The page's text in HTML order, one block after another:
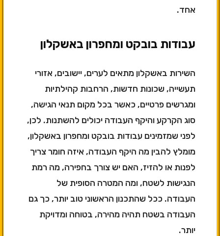
אחד.
עבודות בובקט ומחפרון באשקלון
השירות באשקלון מתאים לערים, יישובים, אזורי
תעשייה, שכונות חדשות, הרחבות קהילתיות
ומגרשים פרטיים, כאשר בכל מקום תנאי הגישה,
סוג הקרקע והיקף העבודה יכולים להשתנות. לכן,
לפני שמזמינים עבודות בובקט ומחפרון באשקלון,
מומלץ להבין מה היקף העבודה, איזה חומר צריך
לפנות או להזיז, האם יש צורך בחפירה, מה רמת
הנגישות לשטח, ומה המטרה הסופית של
העבודה. ככל שהתכנון הראשוני טוב יותר, כך גם
העבודה בשטח תהיה מהירה, בטוחה ומדויקת
יותר.